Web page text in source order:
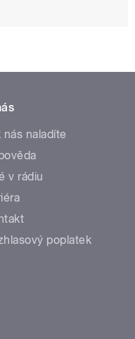
nás naladíte
v rádiu
poplatek